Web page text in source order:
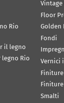
Rio
il legno
legno Rio
Vintage
Floor
Golden
Fondi
Vernici
Smalti